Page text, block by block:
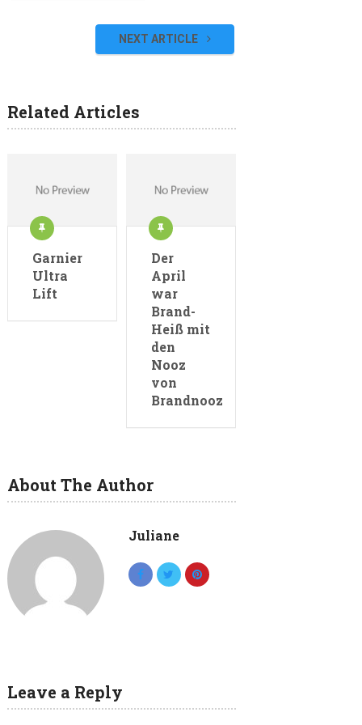
NEXT ARTICLE
Related Articles
Garnier
Ultra
Lift
Der
April
war
Brand-
Heiß mit
den
Nooz
von
Brandnooz
About The Author
Juliane
Leave a Reply